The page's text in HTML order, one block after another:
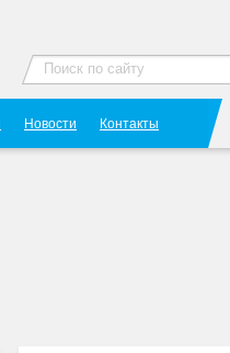
Новости Контакты